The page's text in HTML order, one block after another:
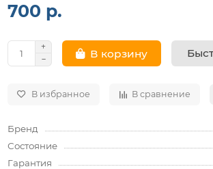
700 р.
В корзину
В избранное В сравнение
Бренд
Состояние
Гарантия